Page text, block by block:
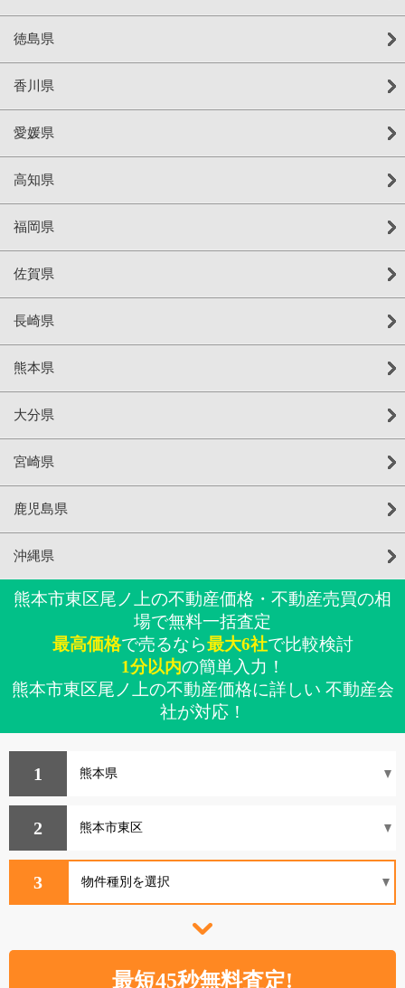
徳島県
香川県
愛媛県
高知県
福岡県
佐賀県
長崎県
熊本県
大分県
宮崎県
鹿児島県
沖縄県
熊本市東区尾ノ上の不動産価格・不動産売買の相
場で無料一括査定
最高価格で売るなら最大6社で比較検討
1分以内の簡単入力！
熊本市東区尾ノ上の不動産価格に詳しい 不動産会
社が対応！
1
2
3